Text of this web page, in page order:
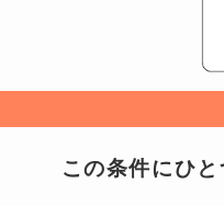
この条件にひ